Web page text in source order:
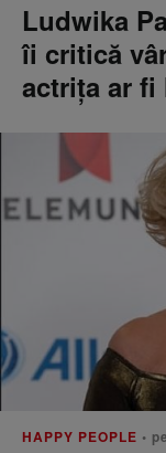
Ludwika
îi critică
actrița ar fi
HAPPY PEOPLE •